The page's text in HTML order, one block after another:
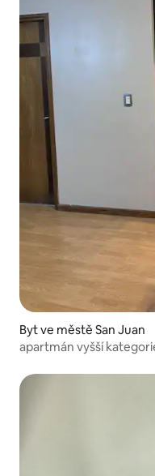
Byt ve městě San Juan
apartmán vyšší